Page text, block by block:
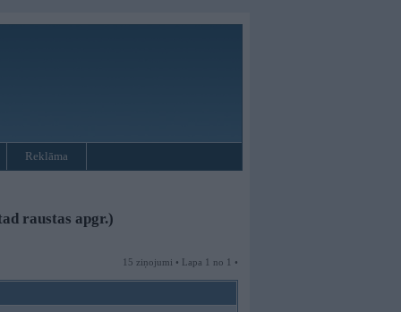
Reklāma
raustas apgr.)
15 ziņojumi • Lapa 1 no 1 •